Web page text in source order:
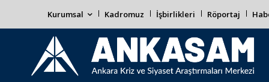
Kurumsal Kadromuz İşbirlikleri Röportaj